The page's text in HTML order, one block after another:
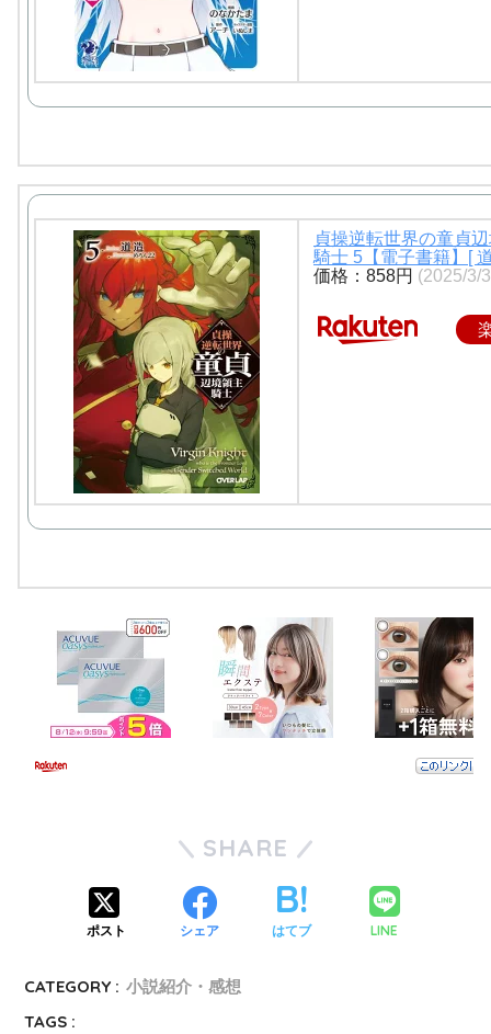
貞操逆転世界の童貞
騎士 5【電子書籍】[
価格：858円 (2025/3/
SHARE
ポスト シェア はてブ LINE
CATEGORY : 小説紹介・感想
TAGS :